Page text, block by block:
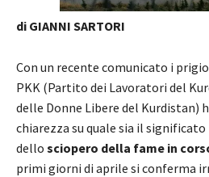
di GIANNI SARTORI
Con un recente comunicato i
PKK (Partito dei Lavoratori del
delle Donne Libere del Kurdistan)
chiarezza su quale sia il
dello sciopero della fame in
primi giorni di aprile si conferma